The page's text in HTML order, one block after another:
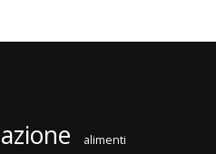
alimenti